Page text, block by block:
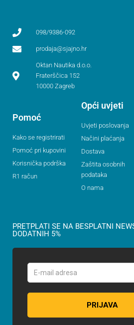
098/9386-092
prodaja@sjajno.hr
Oktan Nautika d.o.o.
Fraterščica 152
10000 Zagreb
Pomoć
Kako se registrirati
Pomoć pri kupovini
Korisnička podrška
R1 račun
Opći uvjeti
Uvjeti poslovanja
Načini plaćanja
Dostava
Zaštita osobnih
podataka
O nama
PRETPLATI SE NA BESPLATNI
DODATNIH 5%